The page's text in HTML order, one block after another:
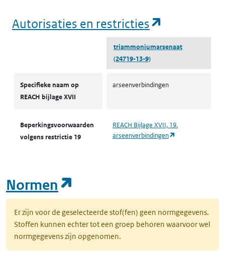
Autorisaties en restricties
triammoniumarsenaat
(24719-13-9)
Specifieke naam op
REACH bijlage XVII
arseenverbindingen
Beperkingsvoorwaarden
volgens restrictie 19
REACH Bijlage XVII, 19.
arseenverbindingen
Normen
Er zijn voor de geselecteerde stof(fen) geen normgegevens.
Stoffen kunnen echter tot een groep behoren waarvoor wel
normgegevens zijn opgenomen.